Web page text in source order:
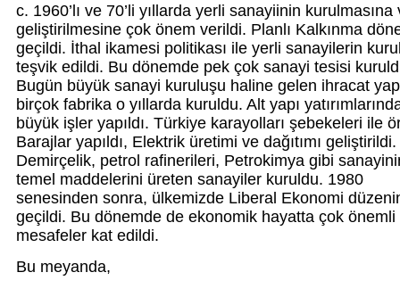
c. 1960’lı ve 70’li yıllarda yerli sanayiinin kurulmasına
geliştirilmesine çok önem verildi. Planlı Kalkınma
geçildi. İthal ikamesi politikası ile yerli sanayilerin
teşvik edildi. Bu dönemde pek çok sanayi tesisi
Bugün büyük sanayi kuruluşu haline gelen ihracat
birçok fabrika o yıllarda kuruldu. Alt yapı
büyük işler yapıldı. Türkiye karayolları şebekeleri ile
Barajlar yapıldı, Elektrik üretimi ve dağıtımı geliştirildi.
Demirçelik, petrol rafinerileri, Petrokimya gibi
temel maddelerini üreten sanayiler kuruldu. 1980
senesinden sonra, ülkemizde Liberal Ekonomi
geçildi. Bu dönemde de ekonomik hayatta çok önemli
mesafeler kat edildi.
Bu meyanda,